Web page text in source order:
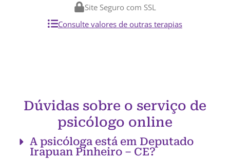
Site Seguro com SSL
Consulte valores de outras terapias
Dúvidas sobre o serviço de
psicólogo online
A psicóloga está em Deputado
Irapuan Pinheiro – CE?